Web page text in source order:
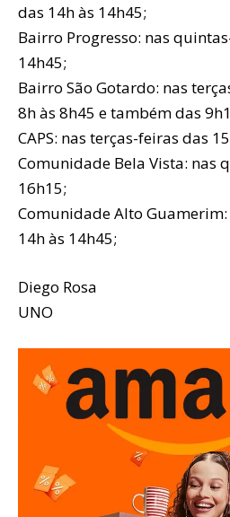
das 14h às 14h45;
Bairro Progresso: nas
14h45;
Bairro São Gotardo: nas
8h às 8h45 e também das
CAPS: nas terças-feiras das
Comunidade Bela Vista: nas
16h15;
Comunidade Alto
14h às 14h45;
Diego Rosa
UNO